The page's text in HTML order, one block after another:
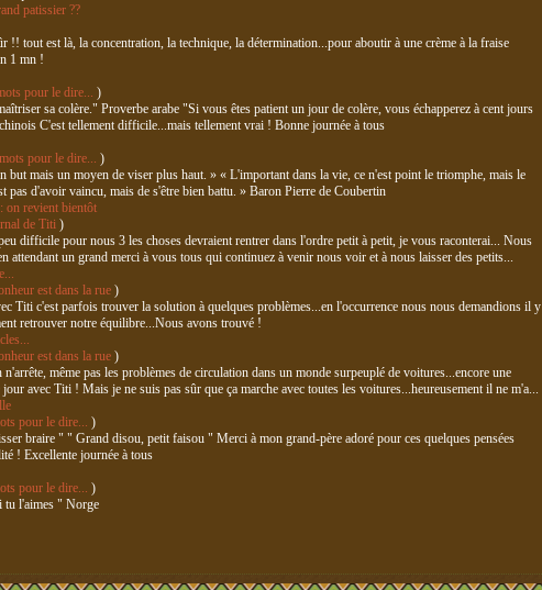
patissier ??
!! tout est là, la concentration, la technique, la détermination...pour aboutir à une crème à la fraise
1 mn !
pour le dire... )
sa colère." Proverbe arabe "Si vous êtes patient un jour de colère, vous échapperez à cent jours
C'est tellement difficile...mais tellement vrai ! Bonne journée à tous
pour le dire... )
but mais un moyen de viser plus haut. » « L'important dans la vie, ce n'est point le triomphe, mais le
pas d'avoir vaincu, mais de s'être bien battu. » Baron Pierre de Coubertin
on revient bientôt
de Titi )
difficile pour nous 3 les choses devraient rentrer dans l'ordre petit à petit, je vous raconterai... Nous
attendant un grand merci à vous tous qui continuez à venir nous voir et à nous laisser des petits...
est dans la rue )
Titi c'est parfois trouver la solution à quelques problèmes...en l'occurrence nous nous demandions il y
retrouver notre équilibre...Nous avons trouvé !
est dans la rue )
même pas les problèmes de circulation dans un monde surpeuplé de voitures...encore une
avec Titi ! Mais je ne suis pas sûr que ça marche avec toutes les voitures...heureusement il ne m'a...
pour le dire... )
braire " " Grand disou, petit faisou " Merci à mon grand-père adoré pour ces quelques pensées
! Excellente journée à tous
pour le dire... )
tu l'aimes " Norge